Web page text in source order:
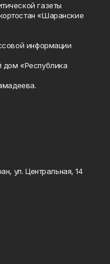
газеты
«Шаранские
информации
дом «Республика
ул. Центральная, 14